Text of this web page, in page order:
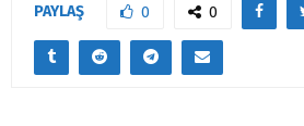
PAYLAŞ 0 0